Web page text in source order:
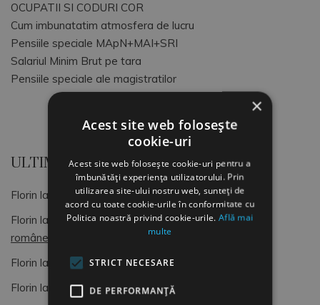
OCUPATII SI CODURI COR
Cum imbunatatim atmosfera de lucru
Pensiile speciale MApN+MAI+SRI
Salariul Minim Brut pe tara
Pensiile speciale ale magistratilor
ULTIMELE COMENTARII
Florin la
OCUPATII SI CODURI COR
Florin la
Dimitrie Gusti, o lumină pentru sociologia
românească (4)
Florin la
OCUPATII SI CODURI COR
Florin la
Formular de Exit interviu
×
Acest site web folosește
cookie-uri
Acest site web folosește cookie-uri pentru a
îmbunătăți experiența utilizatorului. Prin
utilizarea site-ului nostru web, sunteți de
acord cu toate cookie-urile în conformitate cu
Politica noastră privind cookie-urile.Află mai
multe
STRICT NECESARE
DE PERFORMANȚĂ